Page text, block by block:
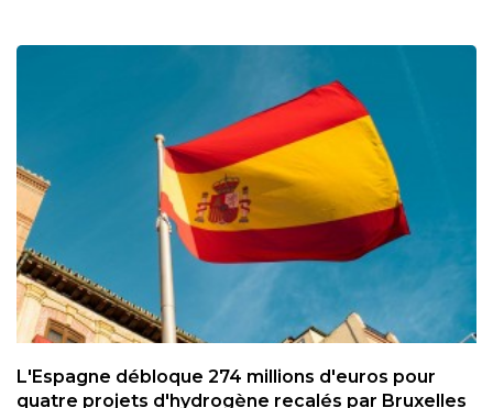
L'Espagne débloque 274 millions d'euros pour
quatre projets d'hydrogène recalés par Bruxelles